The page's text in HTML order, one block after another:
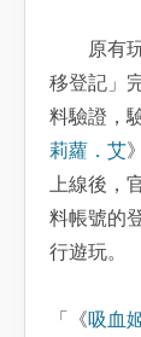
原有玩
移登記」
料驗證，
莉蘿．艾
上線後，
料帳號的
行遊玩。
「《吸血